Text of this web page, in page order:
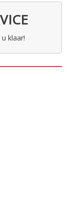
klaar!